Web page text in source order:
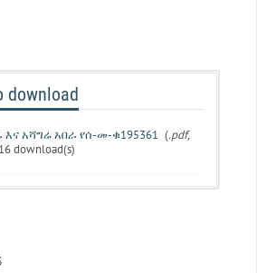
download
አሻግሬ አበራ የሰ-መ-ቁ195361 (.pdf,
download(s)